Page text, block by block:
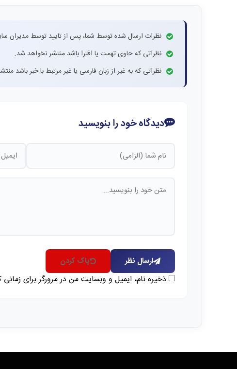
نظرات ارسال شده توسط شما، پس از تایید توسط مدیران
نظراتی که حاوی تهمت یا افترا باشد منتشر نخواهد شد.
نظراتی که به غیر از زبان فارسی یا غیر مرتبط با خبر باشد
دیدگاه خود را بنویسید
ارسال نظر پاک کردن
ذخیره نام، ایمیل و وبسایت من در مرورگر برای